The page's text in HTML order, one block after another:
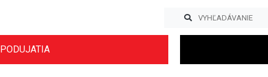
PODUJATIA